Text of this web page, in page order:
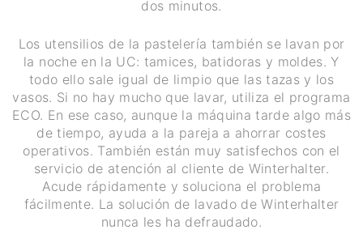
dos minutos.
Los utensilios de la pastelería también se lavan por
la noche en la UC: tamices, batidoras y moldes. Y
todo ello sale igual de limpio que las tazas y los
vasos. Si no hay mucho que lavar, utiliza el programa
ECO. En ese caso, aunque la máquina tarde algo más
de tiempo, ayuda a la pareja a ahorrar costes
operativos. También están muy satisfechos con el
servicio de atención al cliente de Winterhalter.
Acude rápidamente y soluciona el problema
fácilmente. La solución de lavado de Winterhalter
nunca les ha defraudado.